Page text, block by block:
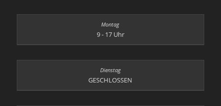
9 - 17 Uhr
GESCHLOSSEN